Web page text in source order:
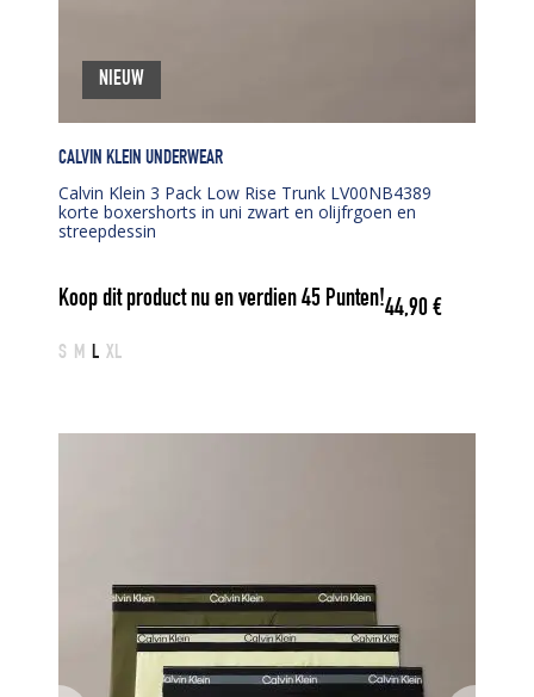
CALVIN KLEIN UNDERWEAR
Calvin Klein 3 Pack Low Rise Trunk LV00NB4389
korte boxershorts in uni zwart en olijfrgoen en
streepdessin
Koop dit product nu en verdien45 Punten!44,90€
S M L XL
NIEUW